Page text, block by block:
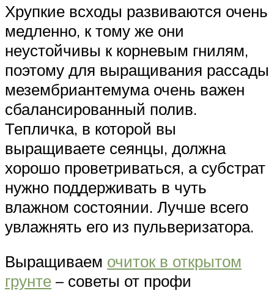
Хрупкие всходы развиваются очень
медленно, к тому же они
неустойчивы к корневым гнилям,
поэтому для выращивания рассады
мезембриантемума очень важен
сбалансированный полив.
Тепличка, в которой вы
выращиваете сеянцы, должна
хорошо проветриваться, а субстрат
нужно поддерживать в чуть
влажном состоянии. Лучше всего
увлажнять его из пульверизатора.
Выращиваем очиток в открытом
грунте – советы от профи